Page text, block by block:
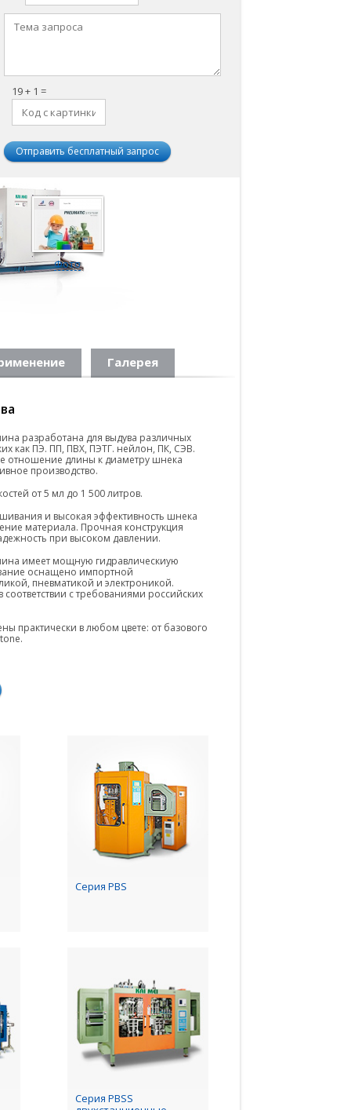
19 + 1 =
Галерея
разработана для выдува различных
как ПЭ. ПП, ПВХ, ПЭТГ. нейлон, ПК, СЭВ.
отношение длины к диаметру шнека
производство.
от 5 мл до 1 500 литров.
и высокая эффективность шнека
материала. Прочная конструкция
при высоком давлении.
имеет мощную гидравлическиую
оснащено импортной
пневматикой и электроникой.
с требованиями российских
практически в любом цвете: от базового
Серия PBS
Серия PBSS